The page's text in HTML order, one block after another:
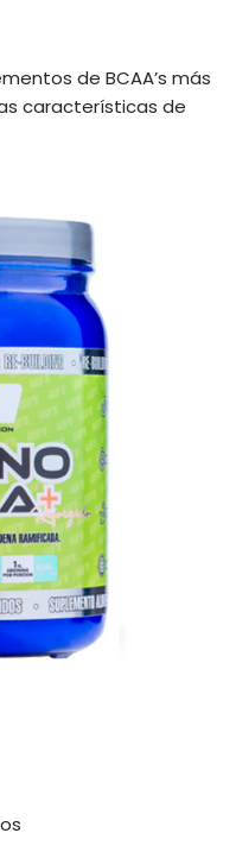
de BCAA’s más
características de